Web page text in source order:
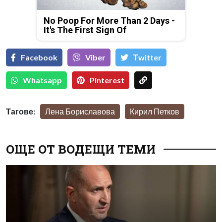
No Poop For More Than 2 Days -
It's The First Sign Of
Facebook Viber Тwitter
Whatsapp Pinterest
Тагове: Лена Бориславова Кирил Петков
ОЩЕ ОТ ВОДЕЩИ ТЕМИ